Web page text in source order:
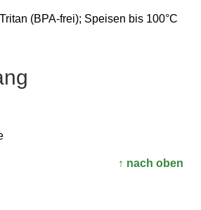
(BPA-frei); Speisen bis 100°C
↑ nach oben